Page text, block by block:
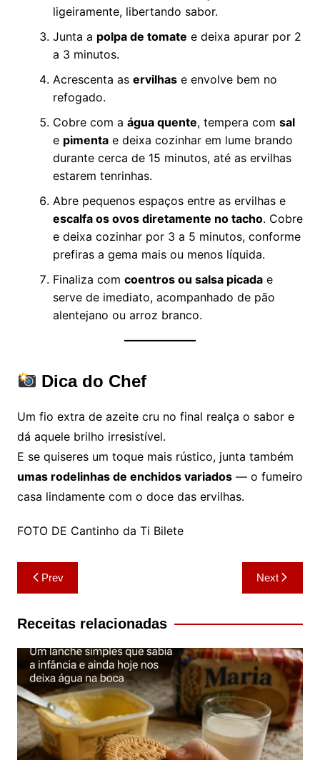
ligeiramente, libertando sabor.
Junta a polpa de tomate e deixa apurar por 2
a 3 minutos.
Acrescenta as ervilhase envolve bem no
refogado.
Cobre com a água quente, tempera com sal
e pimentae deixa cozinhar em lume brando
durante cerca de 15 minutos, até as ervilhas
estarem tenrinhas.
Abre pequenos espaços entre as ervilhas e
escalfa os ovos diretamente no tacho. Cobre
e deixa cozinhar por 3 a 5 minutos, conforme
prefiras a gema mais ou menos líquida.
Finaliza com coentros ou salsa picadae
serve de imediato, acompanhado de pão
alentejano ou arroz branco.
Dica do Chef
Um fio extra de azeite cru no final realça o sabor e
dá aquele brilho irresistível.
E se quiseres um toque mais rústico, junta também
umas rodelinhas de enchidos variados— o fumeiro
casa lindamente com o doce das ervilhas.
FOTO DE Cantinho da Ti Bilete
Navegação
de
artigos
Prev Next
Receitas relacionadas